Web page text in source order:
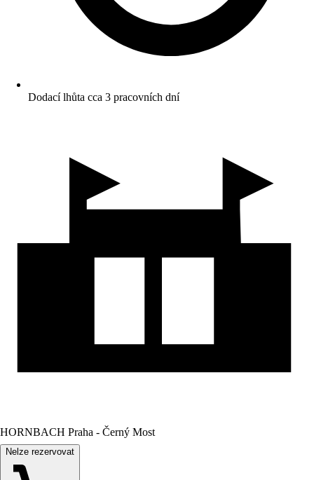
Dodací lhůta cca 3 pracovních dní
HORNBACH Praha - Černý Most
Nelze rezervovat